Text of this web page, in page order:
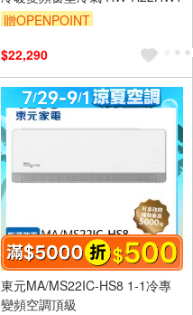
贈OPENPOINT
$22,290
東元MA/MS22IC-HS8 1-1冷專
變頻空調頂級